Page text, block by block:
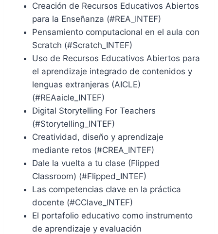
Creación de Recursos Educativos Abiertos
para la Enseñanza (#REA_INTEF)
Pensamiento computacional en el aula con
Scratch (#Scratch_INTEF)
Uso de Recursos Educativos Abiertos para
el aprendizaje integrado de contenidos y
lenguas extranjeras (AICLE)
(#REAaicle_INTEF)
Digital Storytelling For Teachers
(#Storytelling_INTEF)
Creatividad, diseño y aprendizaje
mediante retos (#CREA_INTEF)
Dale la vuelta a tu clase (Flipped
Classroom) (#Flipped_INTEF)
Las competencias clave en la práctica
docente (#CClave_INTEF)
El portafolio educativo como instrumento
de aprendizaje y evaluación